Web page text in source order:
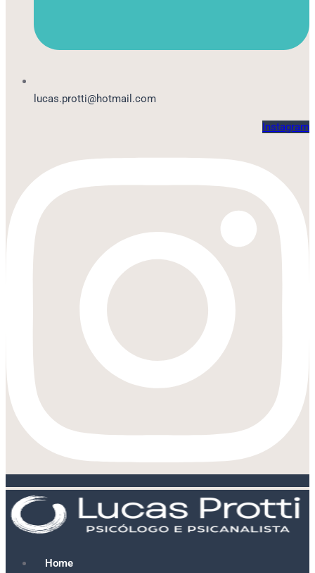
lucas.protti@hotmail.com
Instagram
Home